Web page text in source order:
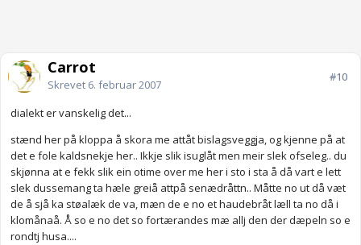
Carrot
Skrevet 6. februar 2007
#10
dialekt er vanskelig det...
stænd her på kloppa å skora me attåt bislagsveggja, og kjenne på at
det e fole kaldsnekje her.. Ikkje slik isuglåt men meir slek ofseleg.. du
skjønna at e fekk slik ein otime over me her i sto i sta å då vart e lett
slek dussemang ta hæle greiå attpå senædråttn.. Måtte no ut då væt
de å sjå ka støalæk de va, mæn de e no et haudebråt læll ta no då i
klomånaå. Å so e no det so fortærandes mæ allj den der dæpeln so e
rondtj husa....